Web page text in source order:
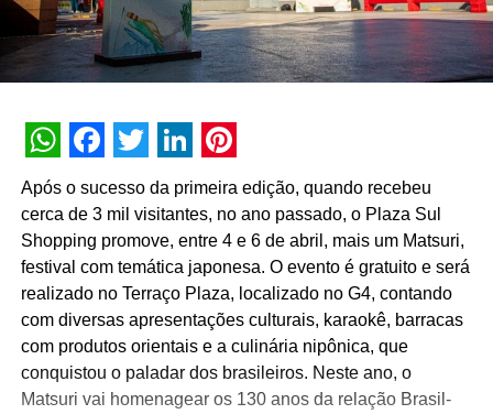
WhatsApp
Facebook
Twitter
LinkedIn
Pinterest
Após o sucesso da primeira edição, quando recebeu
cerca de 3 mil visitantes, no ano passado, o Plaza Sul
Shopping promove, entre 4 e 6 de abril, mais um Matsuri,
festival com temática japonesa. O evento é gratuito e será
realizado no Terraço Plaza, localizado no G4, contando
com diversas apresentações culturais, karaokê, barracas
com produtos orientais e a culinária nipônica, que
conquistou o paladar dos brasileiros. Neste ano, o
Matsuri vai homenagear os 130 anos da relação Brasil-